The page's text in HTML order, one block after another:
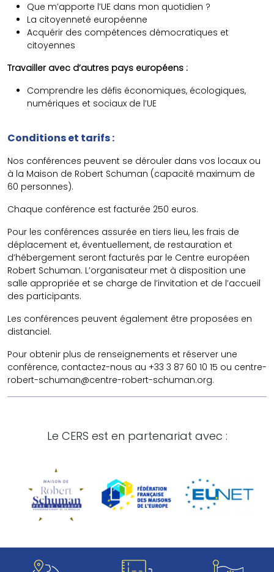
Que m’apporte l’UE dans mon quotidien ?
La citoyenneté européenne
Acquérir des compétences démocratiques et
citoyennes
Travailler avec d’autres pays européens :
Comprendre les défis économiques, écologiques,
numériques et sociaux de l’UE
Conditions et tarifs :
Nos conférences peuvent se dérouler dans vos locaux ou
à la Maison de Robert Schuman (capacité maximum de
60 personnes).
Chaque conférence est facturée 250 euros.
Pour les conférences assurée en tiers lieu, les frais de
déplacement et, éventuellement, de restauration et
d’hébergement seront facturés par le Centre européen
Robert Schuman. L’organisateur met à disposition une
salle appropriée et se charge de l’invitation et de l’accueil
des participants.
Les conférences peuvent également être proposées en
distanciel.
Pour obtenir plus de renseignements et réserver une
conférence, contactez-nous au +33 3 87 60 10 15 ou centre-
robert-schuman@centre-robert-schuman.org.
Le CERS est en partenariat avec :